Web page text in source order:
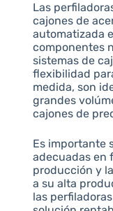
Las
cajones de
automatizada
componentes
sistemas de
flexibilidad
medida, son
grandes
cajones de
Es importante
adecuadas en
producción y
a su alta
las